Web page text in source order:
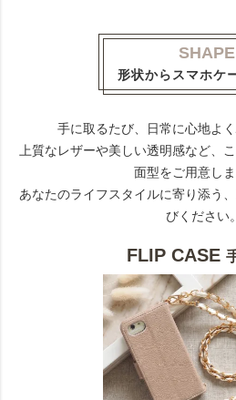
SHAPE
形状からスマホケ
手に取るたび、日常に心地よ
上質なレザーや美しい透明感など、
面型をご用意しま
あなたのライフスタイルに寄り添う
びください。
FLIP CASE